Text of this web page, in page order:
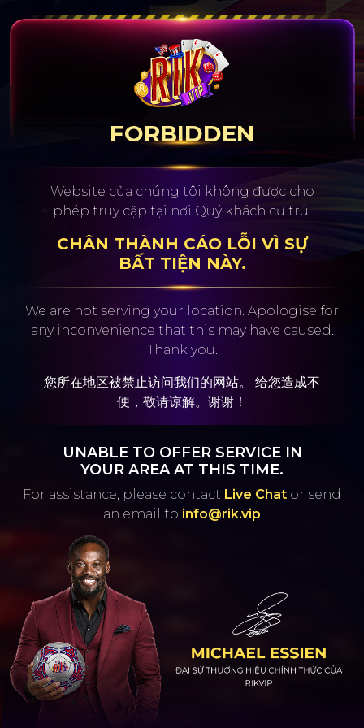
FORBIDDEN
Website của chúng tôi không được cho
phép truy cập tại nơi Quý khách cư trú.
CHÂN THÀNH CÁO LỖI VÌ SỰ
BẤT TIỆN NÀY.
We are not serving your location. Apologise for
any inconvenience that this may have caused.
Thank you.
您所在地区被禁止访问我们的网站。 给您造成不
便，敬请谅解。谢谢！
UNABLE TO OFFER SERVICE IN
YOUR AREA AT THIS TIME.
For assistance, please contact Live Chat or send
an email to info@rik.vip